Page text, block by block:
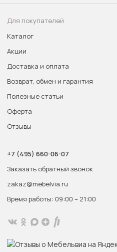
Для покупателей
Каталог
Акции
Доставка и оплата
Возврат, обмен и гарантия
Полезные статьи
Оферта
Отзывы
+7 (495) 660-06-07
Заказать обратный звонок
zakaz@mebelvia.ru
Время работы: 09:00 – 21:00